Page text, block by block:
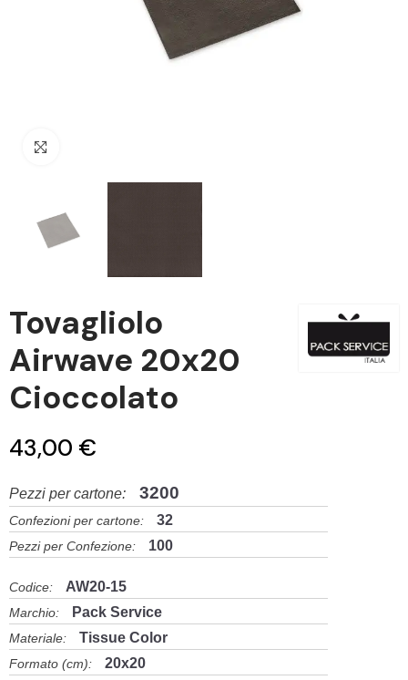
Tovagliolo
Airwave 20x20
Cioccolato
43,00 €
Pezzi per cartone: 3200
Confezioni per cartone: 32
Pezzi per Confezione: 100
Codice: AW20-15
Marchio: Pack Service
Materiale: Tissue Color
Formato (cm): 20x20